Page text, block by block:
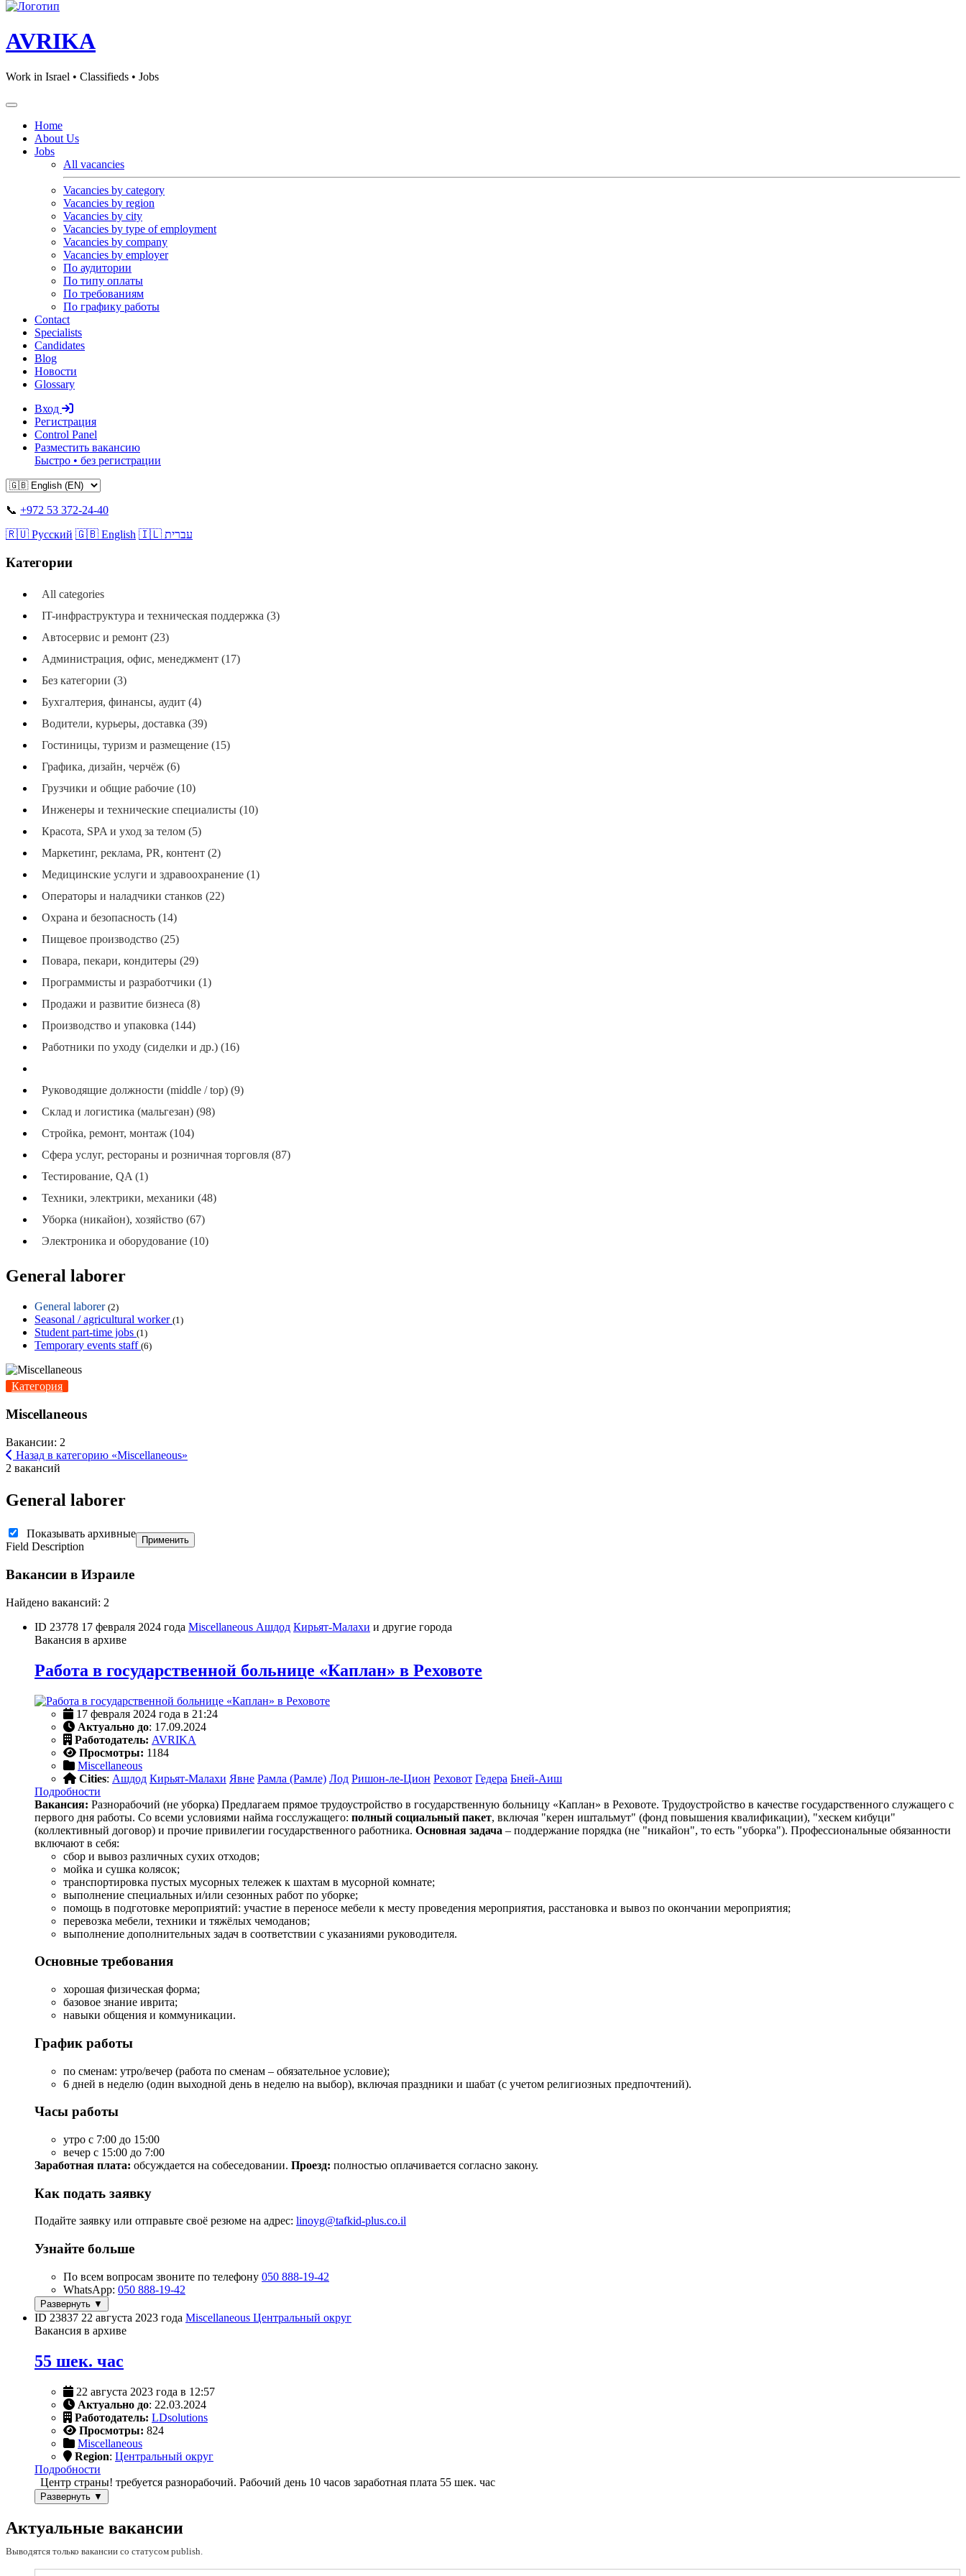
AVRIKA
Work in Israel • Classifieds • Jobs
Home
About Us
Jobs
All vacancies
Vacancies by category
Vacancies by region
Vacancies by city
Vacancies by type of employment
Vacancies by company
Vacancies by employer
По аудитории
По типу оплаты
По требованиям
По графику работы
Contact
Specialists
Candidates
Blog
Новости
Glossary
Вход
Регистрация
Control Panel
Разместить вакансию
Быстро • без регистрации
📞 +972 53 372-24-40
🇷🇺 Русский 🇬🇧 English 🇮🇱 עברית
Категории
All categories
IT-инфраструктура и техническая поддержка (3)
Автосервис и ремонт (23)
Администрация, офис, менеджмент (17)
Без категории (3)
Бухгалтерия, финансы, аудит (4)
Водители, курьеры, доставка (39)
Гостиницы, туризм и размещение (15)
Графика, дизайн, черчёж (6)
Грузчики и общие рабочие (10)
Инженеры и технические специалисты (10)
Красота, SPA и уход за телом (5)
Маркетинг, реклама, PR, контент (2)
Медицинские услуги и здравоохранение (1)
Операторы и наладчики станков (22)
Охрана и безопасность (14)
Пищевое производство (25)
Повара, пекари, кондитеры (29)
Программисты и разработчики (1)
Продажи и развитие бизнеса (8)
Производство и упаковка (144)
Работники по уходу (сиделки и др.) (16)
Руководящие должности (middle / top) (9)
Склад и логистика (мальгезан) (98)
Стройка, ремонт, монтаж (104)
Сфера услуг, рестораны и розничная торговля (87)
Тестирование, QA (1)
Техники, электрики, механики (48)
Уборка (никайон), хозяйство (67)
Электроника и оборудование (10)
General laborer
General laborer (2)
Seasonal / agricultural worker (1)
Student part-time jobs (1)
Temporary events staff (6)
Категория
Miscellaneous
Вакансии: 2
Назад в категорию «Miscellaneous»
2 вакансий
General laborer
Показывать архивные
Field Description
Применить
Вакансии в Израиле
Найдено вакансий: 2
ID 23778 17 февраля 2024 года Miscellaneous Ашдод Кирьят-Малахи и другие города
Вакансия в архиве
Работа в государственной больнице «Каплан» в Реховоте
17 февраля 2024 года в 21:24
Актуально до: 17.09.2024
Работодатель: AVRIKA
Просмотры: 1184
Miscellaneous
Cities: Ашдод Кирьят-Малахи Явне Рамла (Рамле) Лод Ришон-ле-Цион Реховот Гедера Бней-Аиш
Подробности
Вакансия: Разнорабочий (не уборка) Предлагаем прямое трудоустройство в государственную больницу «Каплан» в Реховоте. Трудоустройство в качестве государственного служащего с
первого дня работы. Со всеми условиями найма госслужащего: полный социальный пакет, включая "керен иштальмут" (фонд повышения квалификации), "хескем кибуци"
(коллективный договор) и прочие привилегии государственного работника. Основная задача – поддержание порядка (не "никайон", то есть "уборка"). Профессиональные обязанности
включают в себя:
сбор и вывоз различных сухих отходов;
мойка и сушка колясок;
транспортировка пустых мусорных тележек к шахтам в мусорной комнате;
выполнение специальных и/или сезонных работ по уборке;
помощь в подготовке мероприятий: участие в переносе мебели к месту проведения мероприятия, расстановка и вывоз по окончании мероприятия;
перевозка мебели, техники и тяжёлых чемоданов;
выполнение дополнительных задач в соответствии с указаниями руководителя.
Основные требования
хорошая физическая форма;
базовое знание иврита;
навыки общения и коммуникации.
График работы
по сменам: утро/вечер (работа по сменам – обязательное условие);
6 дней в неделю (один выходной день в неделю на выбор), включая праздники и шабат (с учетом религиозных предпочтений).
Часы работы
утро с 7:00 до 15:00
вечер с 15:00 до 7:00
Заработная плата: обсуждается на собеседовании. Проезд: полностью оплачивается согласно закону.
Как подать заявку
Подайте заявку или отправьте своё резюме на адрес: linoyg@tafkid-plus.co.il
Узнайте больше
По всем вопросам звоните по телефону 050 888-19-42
WhatsApp: 050 888-19-42
Развернуть ▼
ID 23837 22 августа 2023 года Miscellaneous Центральный округ
Вакансия в архиве
55 шек. час
22 августа 2023 года в 12:57
Актуально до: 22.03.2024
Работодатель: LDsolutions
Просмотры: 824
Miscellaneous
Region: Центральный округ
Подробности
Центр страны! требуется разнорабочий. Рабочий день 10 часов заработная плата 55 шек. час
Развернуть ▼
Актуальные вакансии
Выводятся только вакансии со статусом publish.